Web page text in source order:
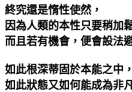
終究還是惰性使然，
因為人類的本性只要稍加
而且若有機會，便會設法
如此根深蒂固於本能之中
如此狀態又如何能成為非